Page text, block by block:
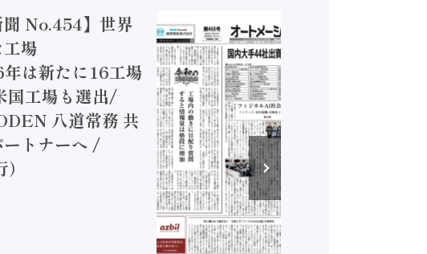
聞 No.454】世界
場
は新たに16工場
国工場も選出/
八道常務 共
トナーへ /